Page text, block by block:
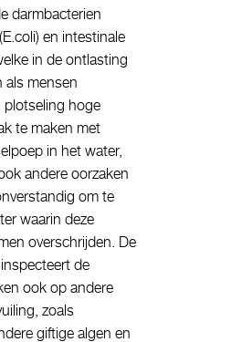
darmbacterien
en intestinale
in de ontlasting
als mensen
plotseling hoge
te maken met
in het water,
andere oorzaken
om te
waarin deze
overschrijden. De
de
ook op andere
zoals
giftige algen en